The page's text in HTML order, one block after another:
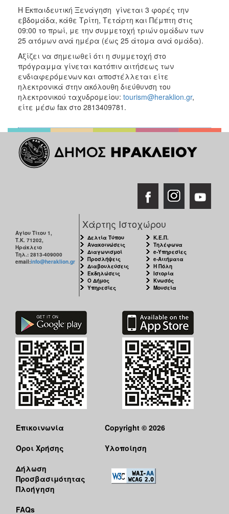
Η Εκπαιδευτική Ξενάγηση γίνεται 3 φορές την
εβδομάδα, κάθε Τρίτη, Τετάρτη και Πέμπτη στις
09:00 το πρωί, με την συμμετοχή τριών ομάδων των
25 ατόμων ανά ημέρα (έως 25 άτομα ανά ομάδα).
Αξίζει να σημειωθεί ότι η συμμετοχή στο
πρόγραμμα γίνεται κατόπιν αιτήσεως των
ενδιαφερόμενων και αποστέλλεται είτε
ηλεκτρονικά στην ακόλουθη διεύθυνση του
ηλεκτρονικού ταχυδρομείου: tourism@heraklion.gr,
είτε μέσω fax στο 2813409781.
Αγίου Τίτου 1,
Τ.Κ. 71202,
Ηράκλειο
Τηλ.: 2813-409000
email:info@heraklion.gr
Χάρτης Ιστοχώρου
Δελτία Τύπου
Ανακοινώσεις
Διαγωνισμοί
Προσλήψεις
Διαβουλεύσεις
Εκδηλώσεις
Ο Δήμος
Υπηρεσίες
Κ.Ε.Π.
Τηλέφωνα
e-Υπηρεσίες
e-Αιτήματα
Η Πόλη
Ιστορία
Κνωσός
Μουσεία
Επικοινωνία
Όροι Χρήσης
Δήλωση
Προσβασιμότητας
Πλοήγηση
FAQs
Copyright © 2026
Υλοποίηση